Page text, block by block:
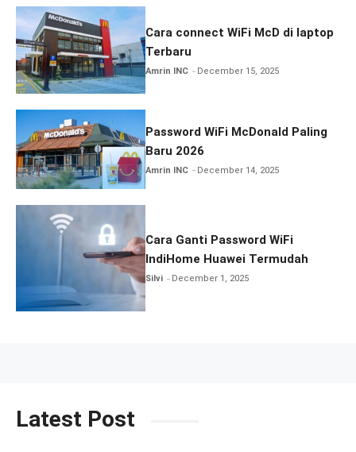
Cara connect WiFi McD di laptop
Terbaru
Amrin INC December 15, 2025
Password WiFi McDonald Paling
Baru 2026
Amrin INC December 14, 2025
Cara Ganti Password WiFi
IndiHome Huawei Termudah
Silvi December 1, 2025
Latest Post